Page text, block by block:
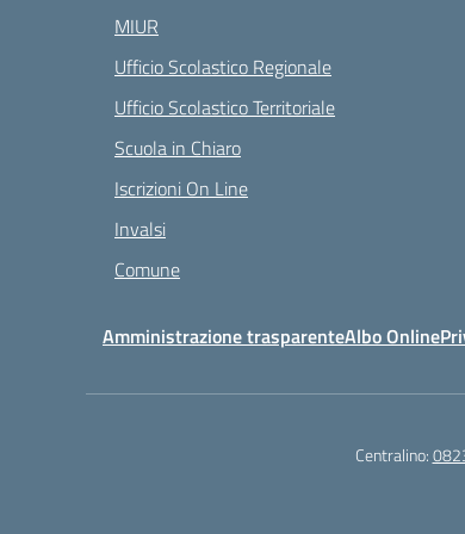
MIUR
Ufficio Scolastico Regionale
Ufficio Scolastico Territoriale
Scuola in Chiaro
Iscrizioni On Line
Invalsi
Comune
Amministrazione trasparenteAlbo Online
Centralino: